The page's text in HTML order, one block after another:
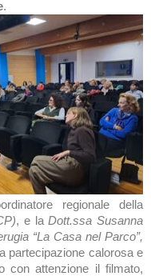
.
regionale della
, e laDott.ssa Susanna
“La Casa nel Parco”,
partecipazione calorosa e
con attenzione il filmato,